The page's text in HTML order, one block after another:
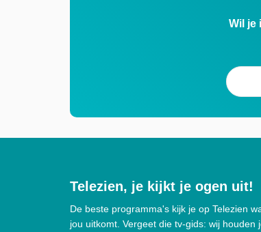
Wil je
Telezien, je kijkt je ogen uit!
De beste programma's kijk je op Telezien
jou uitkomt. Vergeet die tv-gids: wij houden